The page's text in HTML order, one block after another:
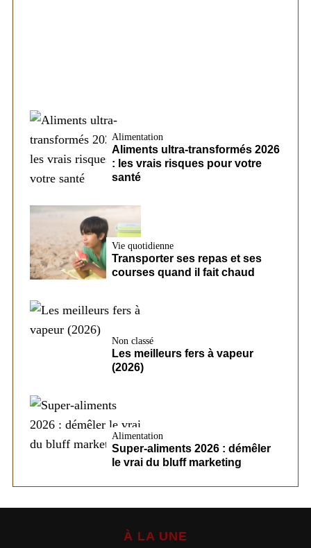
Alimentation
Aliments ultra-transformés 2026
: les vrais risques pour votre
santé
Vie quotidienne
Transporter ses repas et ses
courses quand il fait chaud
Non classé
Les meilleurs fers à vapeur
(2026)
Alimentation
Super-aliments 2026 : démêler
le vrai du bluff marketing
À LA UNE